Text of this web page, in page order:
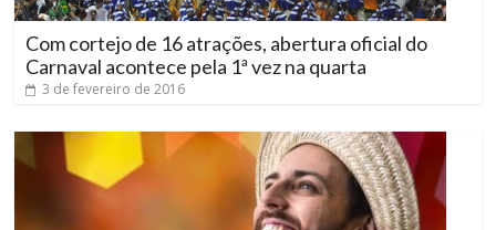
Com cortejo de 16 atrações, abertura oficial do
Carnaval acontece pela 1ª vez na quarta
3 de fevereiro de 2016